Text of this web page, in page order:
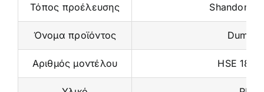
Τόπος προέλευσης Shandong,
Όνομα προϊόντος
Αριθμός μοντέλου HSE